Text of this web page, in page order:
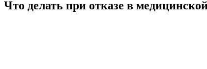
Что делать при отказе в